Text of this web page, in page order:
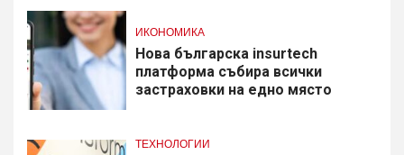
ИКОНОМИКА
Нова българска insurtech
платформа събира всички
застраховки на едно място
ТЕХНОЛОГИИ